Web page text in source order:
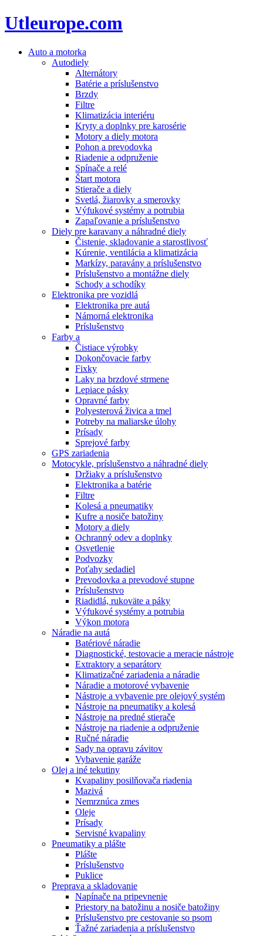
Utleurope.com
Auto a motorka
Autodiely
Alternátory
Batérie a príslušenstvo
Brzdy
Filtre
Klimatizácia interiéru
Kryty a doplnky pre karosérie
Motory a diely motora
Pohon a prevodovka
Riadenie a odpruženie
Spínače a relé
Štart motora
Stierače a diely
Svetlá, žiarovky a smerovky
Výfukové systémy a potrubia
Zapaľovanie a príslušenstvo
Diely pre karavany a náhradné diely
Čistenie, skladovanie a starostlivosť
Kúrenie, ventilácia a klimatizácia
Markízy, paravány a príslušenstvo
Príslušenstvo a montážne diely
Schody a schodíky
Elektronika pre vozidlá
Elektronika pre autá
Námorná elektronika
Príslušenstvo
Farby a
Čistiace výrobky
Dokončovacie farby
Fixky
Laky na brzdové strmene
Lepiace pásky
Opravné farby
Polyesterová živica a tmel
Potreby na maliarske úlohy
Prísady
Sprejové farby
GPS zariadenia
Motocykle, príslušenstvo a náhradné diely
Držiaky a príslušenstvo
Elektronika a batérie
Filtre
Kolesá a pneumatiky
Kufre a nosiče batožiny
Motory a diely
Ochranný odev a doplnky
Osvetlenie
Podvozky
Poťahy sedadiel
Prevodovka a prevodové stupne
Príslušenstvo
Riadidlá, rukoväte a páky
Výfukové systémy a potrubia
Výkon motora
Náradie na autá
Batériové náradie
Diagnostické, testovacie a meracie nástroje
Extraktory a separátory
Klimatizačné zariadenia a náradie
Náradie a motorové vybavenie
Nástroje a vybavenie pre olejový systém
Nástroje na pneumatiky a kolesá
Nástroje na predné stierače
Nástroje na riadenie a odpruženie
Ručné náradie
Sady na opravu závitov
Vybavenie garáže
Olej a iné tekutiny
Kvapaliny posilňovača riadenia
Mazivá
Nemrznúca zmes
Oleje
Prísady
Servisné kvapaliny
Pneumatiky a plášte
Plášte
Príslušenstvo
Puklice
Preprava a skladovanie
Napínače na pripevnenie
Priestory na batožinu a nosiče batožiny
Príslušenstvo pre cestovanie so psom
Ťažné zariadenia a príslušenstvo